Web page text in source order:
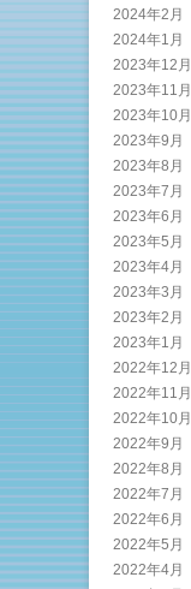
2024年2月
2024年1月
2023年12月
2023年11月
2023年10月
2023年9月
2023年8月
2023年7月
2023年6月
2023年5月
2023年4月
2023年3月
2023年2月
2023年1月
2022年12月
2022年11月
2022年10月
2022年9月
2022年8月
2022年7月
2022年6月
2022年5月
2022年4月